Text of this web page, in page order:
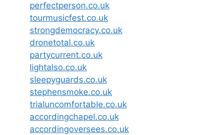
perfectperson.co.uk
tourmusicfest.co.uk
strongdemocracy.co.uk
dronetotal.co.uk
partycurrent.co.uk
lightalso.co.uk
sleepyguards.co.uk
stephensmoke.co.uk
trialuncomfortable.co.uk
accordingchapel.co.uk
accordingoversees.co.uk